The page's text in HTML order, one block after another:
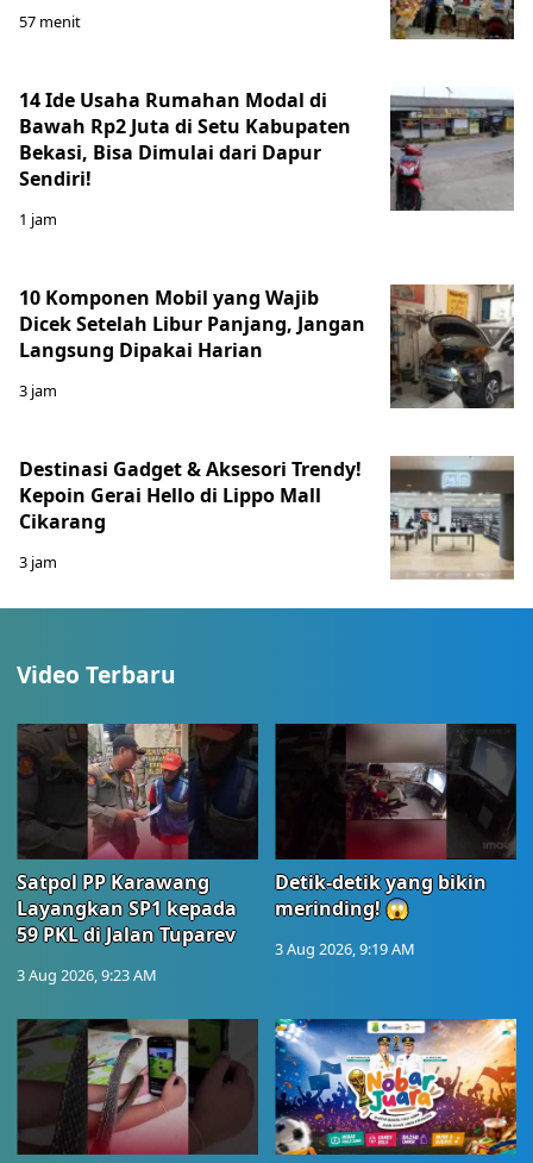
57 menit
14 Ide Usaha Rumahan Modal di
Bawah Rp2 Juta di Setu Kabupaten
Bekasi, Bisa Dimulai dari Dapur
Sendiri!
1 jam
10 Komponen Mobil yang Wajib
Dicek Setelah Libur Panjang, Jangan
Langsung Dipakai Harian
3 jam
Destinasi Gadget & Aksesori Trendy!
Kepoin Gerai Hello di Lippo Mall
Cikarang
3 jam
Video Terbaru
Satpol PP Karawang
Layangkan SP1 kepada
59 PKL di Jalan Tuparev
3 Aug 2026, 9:23 AM
Detik-detik yang bikin
merinding! 😱
3 Aug 2026, 9:19 AM